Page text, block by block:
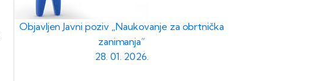
Objavljen Javni poziv „Naukovanje za obrtnička
zanimanja“
28. 01. 2026.